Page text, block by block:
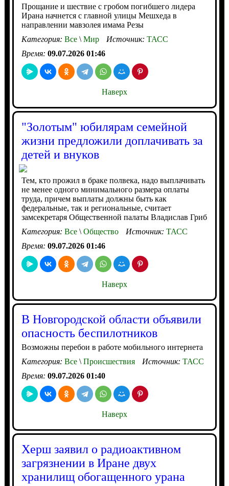
Прощание и шествие с гробом погибшего лидера
Ирана начнется с главной улицы Мешхеда в
направлении мавзолея имама Резы
Категория: Все\Мир Источник: ТАСС
Время: 09.07.2026 01:46
Наверх
"Золотым" юбилярам семейной
жизни предложили доплачивать за
детей и внуков
Тем, кто прожил в браке полвека, надо выплачивать
не менее одного минимального размера оплаты
труда, причем выплаты должны быть как
федеральные, так и региональные, считает
замсекретаря Общественной палаты Владислав Гриб
Категория: Все\Общество Источник: ТАСС
Время: 09.07.2026 01:46
Наверх
В Новгородской области объявили
опасность беспилотников
Возможны перебои в работе мобильного интернета
Категория: Все\Происшествия Источник: ТАСС
Время: 09.07.2026 01:40
Наверх
Херш заявил о радиоактивном
загрязнении в Иране двух
хранилищ обогащенного урана